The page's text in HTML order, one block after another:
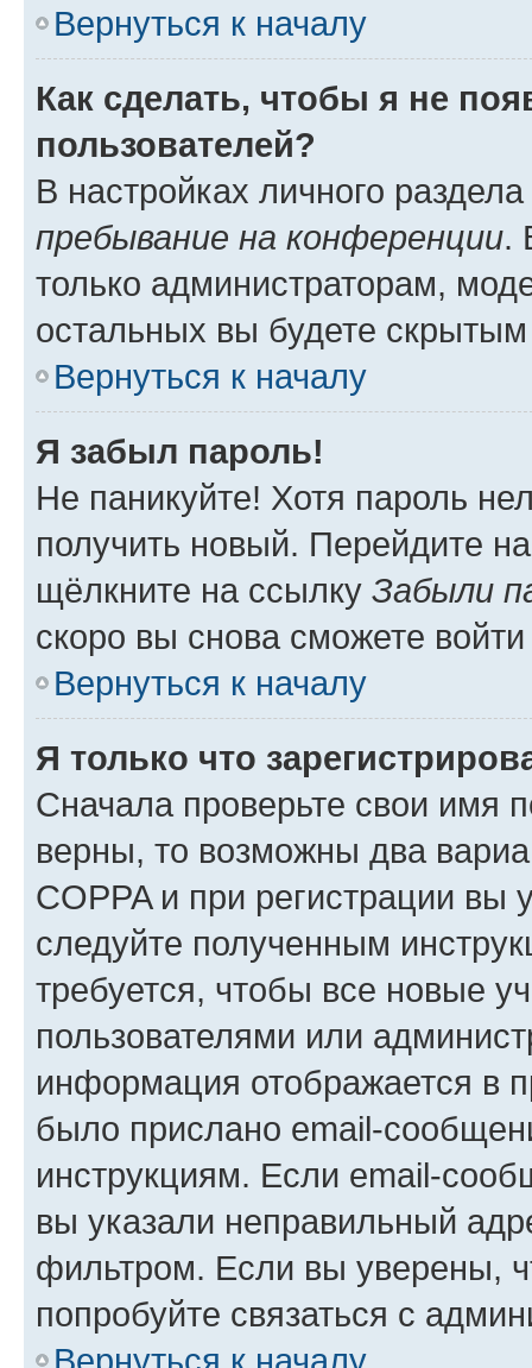
Вернуться к началу
Как сделать, чтобы я не
пользователей?
В настройках личного
пребывание на конференции.
только администраторам,
остальных вы будете
Вернуться к началу
Я забыл пароль!
Не паникуйте! Хотя пароль
получить новый. Перейдите
щёлкните на ссылку Забыли
скоро вы снова сможете
Вернуться к началу
Я только что
Сначала проверьте свои имя
верны, то возможны два
COPPA и при регистрации вы
следуйте полученным
требуется, чтобы все новые
пользователями или
информация отображается в
было прислано email-
инструкциям. Если email-
вы указали неправильный
фильтром. Если вы уверены,
попробуйте связаться с
Вернуться к началу